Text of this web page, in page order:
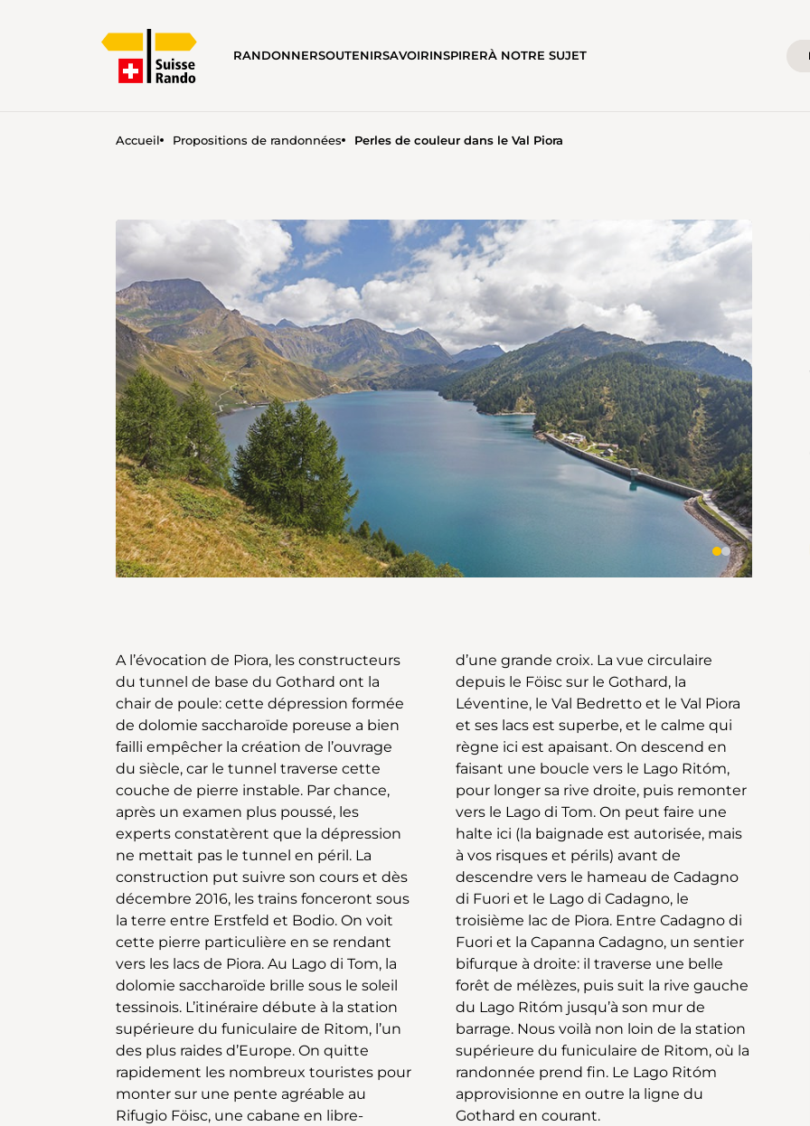
RANDONNERSOUTENIRSAVOIRINSPIRERÀ NOTRE SUJET
Accueil Propositions de randonnées Perles de couleur dans le Val Piora
A l’évocation de Piora, les constructeurs
du tunnel de base du Gothard ont la
chair de poule: cette dépression formée
de dolomie saccharoïde poreuse a bien
failli empêcher la création de l’ouvrage
du siècle, car le tunnel traverse cette
couche de pierre instable. Par chance,
après un examen plus poussé, les
experts constatèrent que la dépression
ne mettait pas le tunnel en péril. La
construction put suivre son cours et dès
décembre 2016, les trains fonceront sous
la terre entre Erstfeld et Bodio. On voit
cette pierre particulière en se rendant
vers les lacs de Piora. Au Lago di Tom, la
dolomie saccharoïde brille sous le soleil
tessinois. L’itinéraire débute à la station
supérieure du funiculaire de Ritom, l’un
des plus raides d’Europe. On quitte
rapidement les nombreux touristes pour
monter sur une pente agréable au
Rifugio Föisc, une cabane en libre-
d’une grande croix. La vue circulaire
depuis le Föisc sur le Gothard, la
Léventine, le Val Bedretto et le Val Piora
et ses lacs est superbe, et le calme qui
règne ici est apaisant. On descend en
faisant une boucle vers le Lago Ritóm,
pour longer sa rive droite, puis remonter
vers le Lago di Tom. On peut faire une
halte ici (la baignade est autorisée, mais
à vos risques et périls) avant de
descendre vers le hameau de Cadagno
di Fuori et le Lago di Cadagno, le
troisième lac de Piora. Entre Cadagno di
Fuori et la Capanna Cadagno, un sentier
bifurque à droite: il traverse une belle
forêt de mélèzes, puis suit la rive gauche
du Lago Ritóm jusqu’à son mur de
barrage. Nous voilà non loin de la station
supérieure du funiculaire de Ritom, où la
randonnée prend fin. Le Lago Ritóm
approvisionne en outre la ligne du
Gothard en courant.